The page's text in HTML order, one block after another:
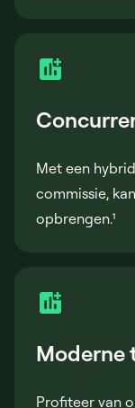
Met een
commissie,
opbrengen.¹
Moderne
Profiteer van